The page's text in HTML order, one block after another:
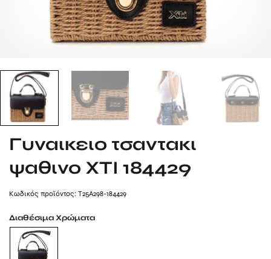
Γυναικειο τσαντακι
ψαθινο XTI 184429
Kωδικός προϊόντος: T25A298-184429
Διαθέσιμα Χρώματα